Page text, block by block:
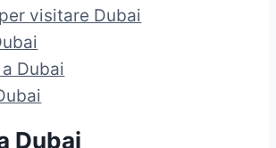
visitare Dubai
Dubai
Dubai